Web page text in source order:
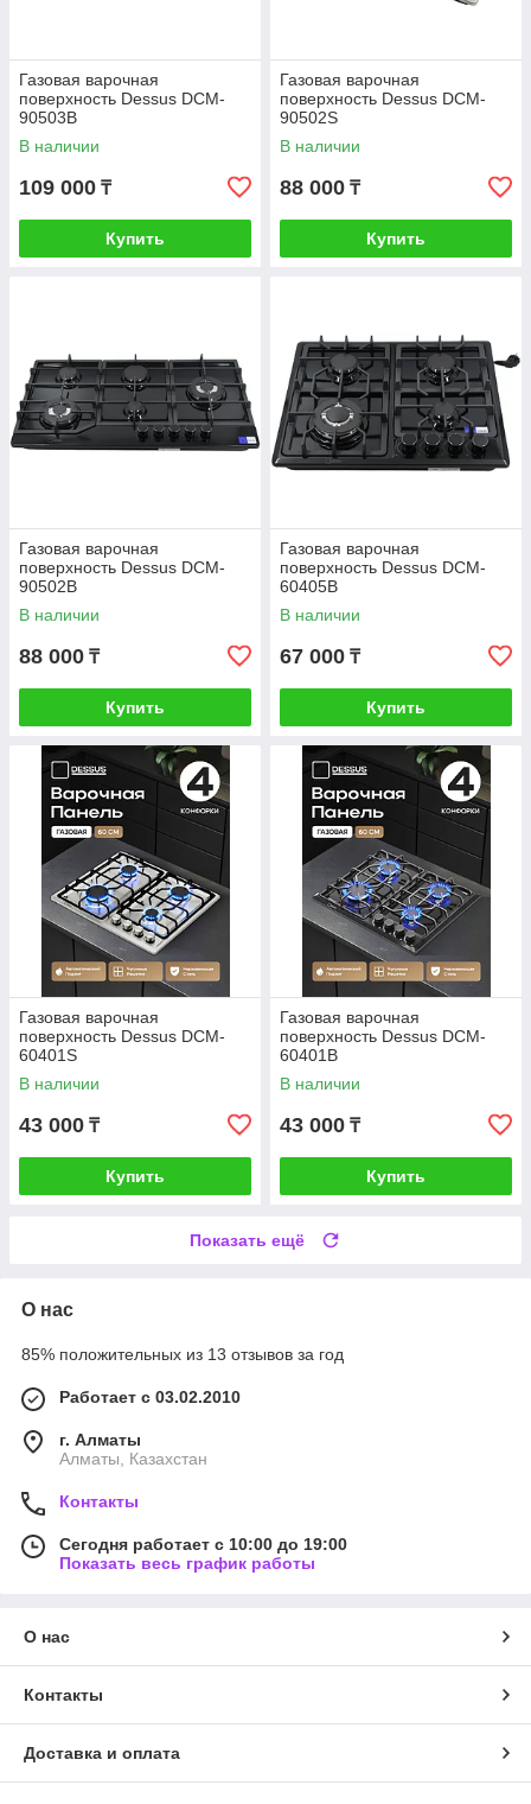
Газовая варочная
поверхность Dessus DCM-
90503B
В наличии
109 000 ₸
Купить
Газовая варочная
поверхность Dessus DCM-
90502S
В наличии
88 000 ₸
Купить
Газовая варочная
поверхность Dessus DCM-
90502B
В наличии
88 000 ₸
Купить
Газовая варочная
поверхность Dessus DCM-
60405B
В наличии
67 000 ₸
Купить
Газовая варочная
поверхность Dessus DCM-
60401S
В наличии
43 000 ₸
Купить
Газовая варочная
поверхность Dessus DCM-
60401B
В наличии
43 000 ₸
Купить
Показать ещё
О нас
85% положительных из 13 отзывов за год
Работает с 03.02.2010
г. Алматы
Алматы, Казахстан
Контакты
Сегодня работает с 10:00 до 19:00
Показать весь график работы
О нас
Контакты
Доставка и оплата